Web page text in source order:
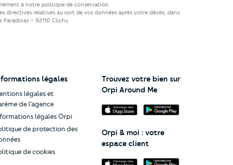
à notre politique de conservation.
relatives au sort de vos données après votre décès, dans
– 92110 Clichy.
légales
légales et
de l’agence
légales Orpi
de protection des
de cookies
Trouvez votre bien sur
Orpi Around Me
Orpi & moi : votre
espace client